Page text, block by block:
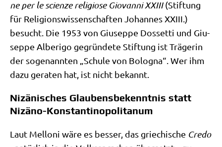
ne per le sci­en­ze reli­gio­se Gio­van­ni XXIII(Stif­tung
für Reli­gi­ons­wis­sen­schaf­ten Johan­nes XXIII.)
besucht. Die 1953 von Giu­sep­pe Dos­set­ti und Giu­
sep­pe Albe­ri­go gegrün­de­te Stif­tung ist Trä­ge­rin
der soge­nann­ten „Schu­le von Bolo­gna“. Wer ihm
dazu gera­ten hat, ist nicht bekannt.
Nizänisches Glaubensbekenntnis statt
Nizäno-Konstantinopolitanum
Laut Mel­lo­ni wäre es bes­ser, das grie­chi­sche Cre­do